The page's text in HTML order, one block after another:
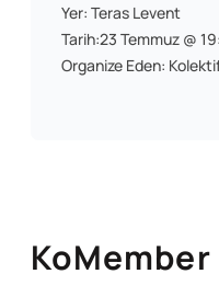
Yer: Teras Levent
Tarih:23 Temmuz @
Organize Eden: